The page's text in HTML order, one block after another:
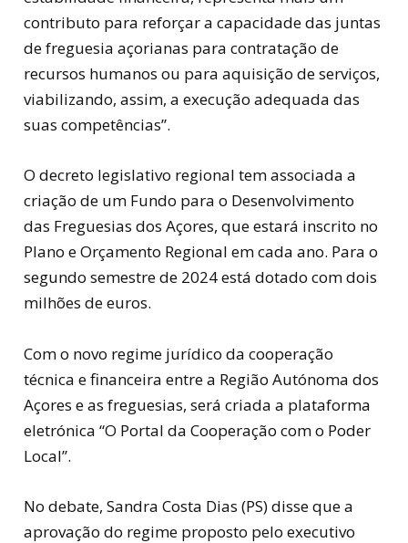
contributo para reforçar a capacidade das juntas
de freguesia açorianas para contratação de
recursos humanos ou para aquisição de serviços,
viabilizando, assim, a execução adequada das
suas competências”.
O decreto legislativo regional tem associada a
criação de um Fundo para o Desenvolvimento
das Freguesias dos Açores, que estará inscrito no
Plano e Orçamento Regional em cada ano. Para o
segundo semestre de 2024 está dotado com dois
milhões de euros.
Com o novo regime jurídico da cooperação
técnica e financeira entre a Região Autónoma dos
Açores e as freguesias, será criada a plataforma
eletrónica “O Portal da Cooperação com o Poder
Local”.
No debate, Sandra Costa Dias (PS) disse que a
aprovação do regime proposto pelo executivo